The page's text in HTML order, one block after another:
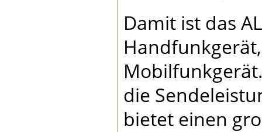
Damit ist das
die
bietet einen